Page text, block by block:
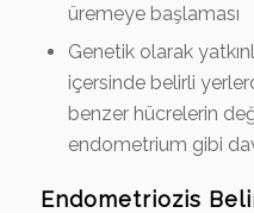
üremeye başlaması
Genetik olarak
içersinde belirli
benzer hücrelerin
endometrium gibi
Endometriozis